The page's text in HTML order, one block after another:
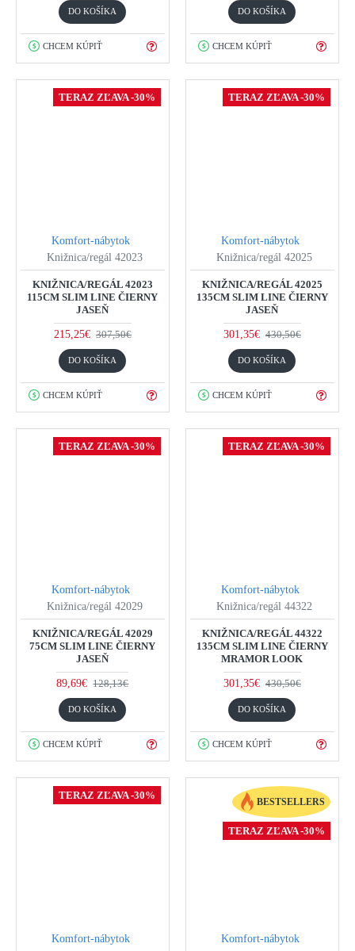
DO KOŠÍKA
CHCEM KÚPIŤ
DO KOŠÍKA
CHCEM KÚPIŤ
TERAZ ZĽAVA -30%
Komfort-nábytok
Knižnica/regál 42023
KNIŽNICA/REGÁL 42023
115CM SLIM LINE ČIERNY
JASEŇ
215,25€ 307,50€
DO KOŠÍKA
CHCEM KÚPIŤ
TERAZ ZĽAVA -30%
Komfort-nábytok
Knižnica/regál 42025
KNIŽNICA/REGÁL 42025
135CM SLIM LINE ČIERNY
JASEŇ
301,35€ 430,50€
DO KOŠÍKA
CHCEM KÚPIŤ
TERAZ ZĽAVA -30%
Komfort-nábytok
Knižnica/regál 42029
KNIŽNICA/REGÁL 42029
75CM SLIM LINE ČIERNY
JASEŇ
89,69€ 128,13€
DO KOŠÍKA
CHCEM KÚPIŤ
TERAZ ZĽAVA -30%
Komfort-nábytok
Knižnica/regál 44322
KNIŽNICA/REGÁL 44322
135CM SLIM LINE ČIERNY
MRAMOR LOOK
301,35€ 430,50€
DO KOŠÍKA
CHCEM KÚPIŤ
TERAZ ZĽAVA -30%
Komfort-nábytok
BESTSELLERS
TERAZ ZĽAVA -30%
Komfort-nábytok